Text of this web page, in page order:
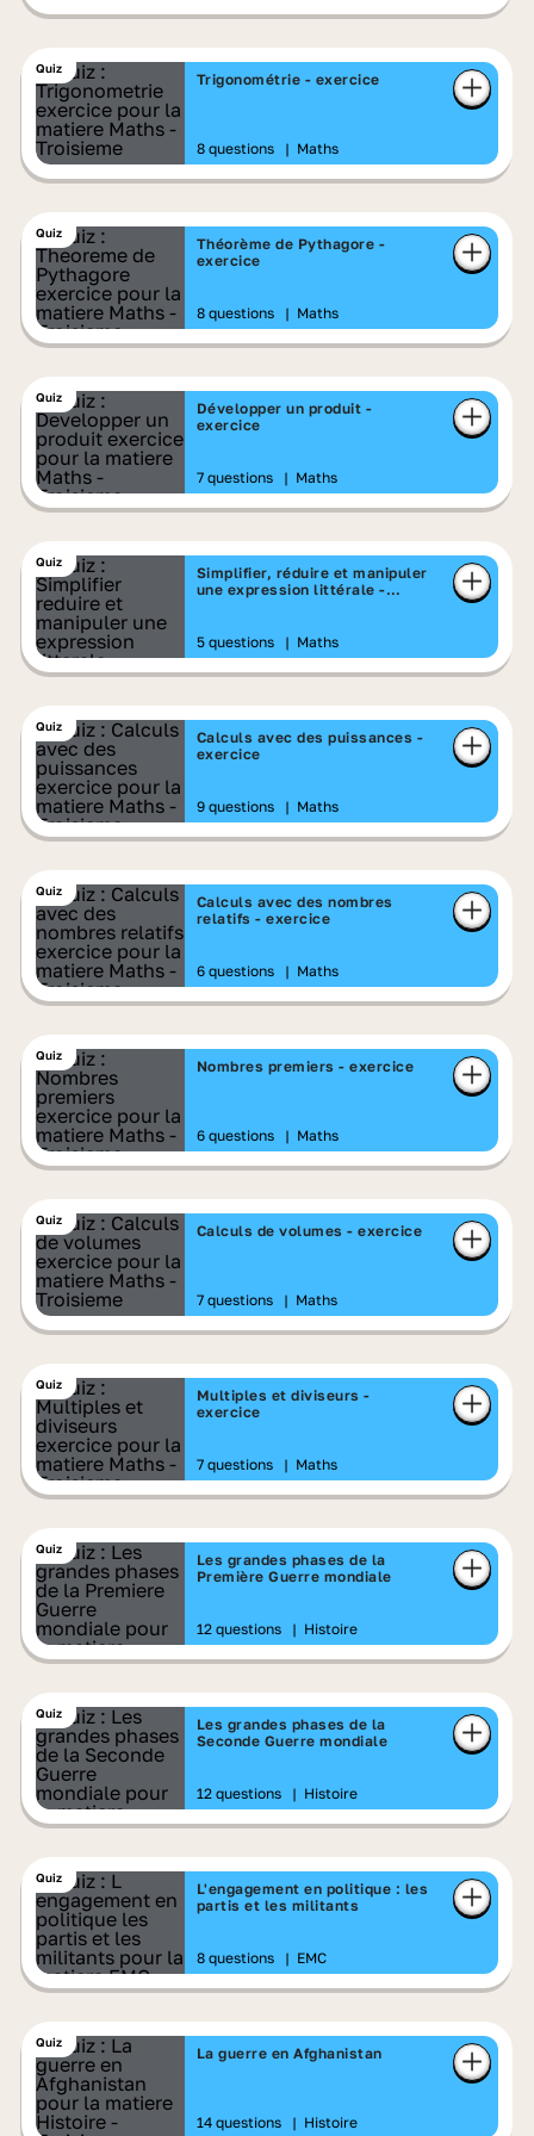
Quiz
Trigonométrie - exercice
8 questions | Maths
Quiz
Théorème de Pythagore -
exercice
8 questions | Maths
Quiz
Développer un produit -
exercice
7 questions | Maths
Quiz
Simplifier, réduire et manipuler
une expression littérale -
5 questions
| Maths
Quiz
Calculs avec des puissances -
exercice
9 questions | Maths
Quiz
Calculs avec des nombres
relatifs - exercice
6 questions | Maths
Quiz
Nombres premiers - exercice
6 questions | Maths
Quiz
Calculs de volumes - exercice
7 questions | Maths
Quiz
Multiples et diviseurs -
exercice
7 questions | Maths
Quiz
Les grandes phases de la
Première Guerre mondiale
12 questions | Histoire
Quiz
Les grandes phases de la
Seconde Guerre mondiale
12 questions | Histoire
Quiz
L'engagement en politique : les
partis et les militants
8 questions | EMC
Quiz
La guerre en Afghanistan
14 questions | Histoire